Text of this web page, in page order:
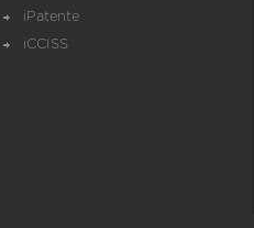
iPatente
iCCISS